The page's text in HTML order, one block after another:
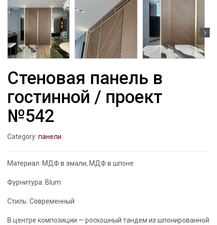
Стеновая панель в
гостинной / проект
№542
Category: панели
Материал: МДФ в эмали, МДФ в шпоне
Фурнитура: Blum
Стиль: Современный
В центре композиции — роскошный тандем из шпонированной